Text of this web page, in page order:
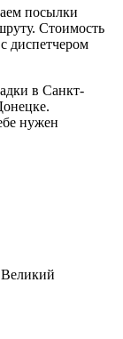
посылки
Стоимость
диспетчером
в Санкт-
нужен